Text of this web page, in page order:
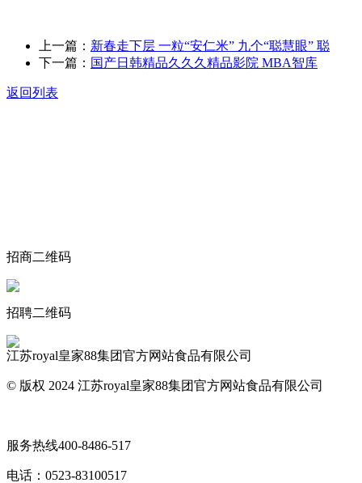
上一篇： 新春走下层 一粒“安仁米” 九个“聪慧眼” 聪
下一篇： 国产日韩精品久久久精品影院 MBA智库
返回列表
招商二维码
招聘二维码
江苏royal皇家88集团官方网站食品有限公司
© 版权 2024 江苏royal皇家88集团官方网站食品有限公司
服务热线400-8486-517
电话： 0523-83100517